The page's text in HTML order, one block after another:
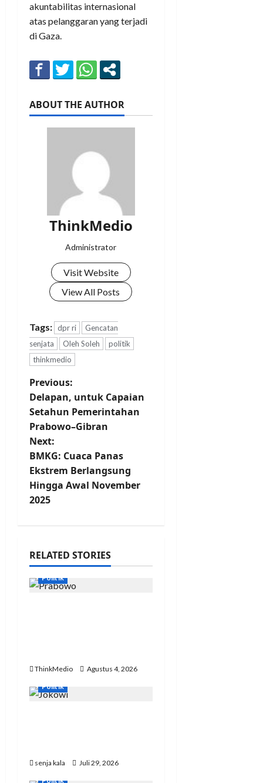
akuntabilitas internasional
atas pelanggaran yang terjadi
di Gaza.
ABOUT THE AUTHOR
ThinkMedio
Administrator
Visit Website
View All Posts
Tags: dpr ri
Gencatan
senjata
Oleh Soleh
politik
thinkmedio
Previous:
Delapan, untuk Capaian
Setahun Pemerintahan
Prabowo–Gibran
Next:
BMKG: Cuaca Panas
Ekstrem Berlangsung
Hingga Awal November
2025
RELATED STORIES
Politik
ThinkMedio
Agustus 4, 2026
Politik
senja kala
Juli 29, 2026
Politik